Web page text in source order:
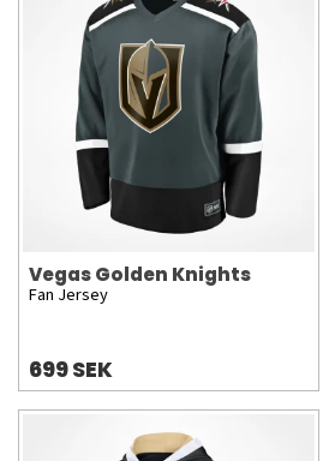
Vegas Golden Knights
Fan Jersey
699 SEK